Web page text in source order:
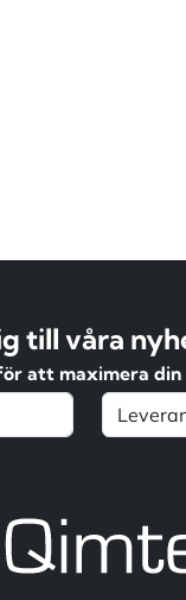
till våra
att maximera din